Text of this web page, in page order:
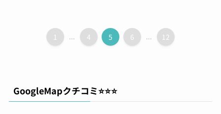
1 ... 4 5 6 ... 12
GoogleMapクチコミ⭐️⭐️⭐️